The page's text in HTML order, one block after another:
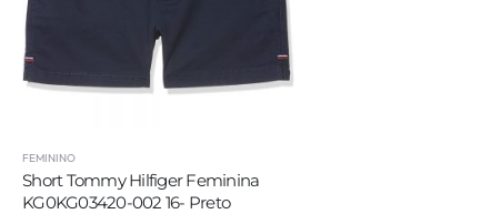
FEMININO
Short Tommy Hilfiger Feminina
KG0KG03420-002 16- Preto